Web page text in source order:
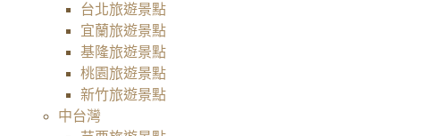
台北旅遊景點
宜蘭旅遊景點
基隆旅遊景點
桃園旅遊景點
新竹旅遊景點
中台灣